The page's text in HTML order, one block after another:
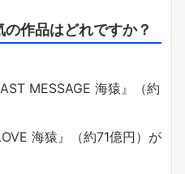
作品はどれですか？
MESSAGE 海猿』（約
海猿』（約71億円）が